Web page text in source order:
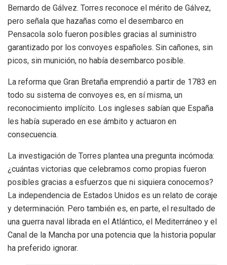
Bernardo de Gálvez. Torres reconoce el mérito de Gálvez,
pero señala que hazañas como el desembarco en
Pensacola solo fueron posibles gracias al suministro
garantizado por los convoyes españoles. Sin cañones, sin
picos, sin munición, no había desembarco posible.
La reforma que Gran Bretaña emprendió a partir de 1783 en
todo su sistema de convoyes es, en sí misma, un
reconocimiento implícito. Los ingleses sabían que España
les había superado en ese ámbito y actuaron en
consecuencia.
La investigación de Torres plantea una pregunta incómoda:
¿cuántas victorias que celebramos como propias fueron
posibles gracias a esfuerzos que ni siquiera conocemos?
La independencia de Estados Unidos es un relato de coraje
y determinación. Pero también es, en parte, el resultado de
una guerra naval librada en el Atlántico, el Mediterráneo y el
Canal de la Mancha por una potencia que la historia popular
ha preferido ignorar.